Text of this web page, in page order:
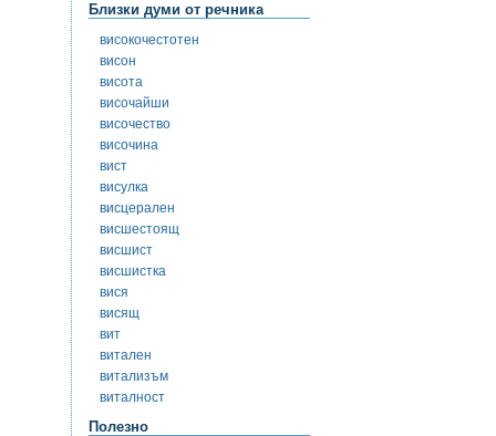
Близки думи от речника
високочестотен
висон
висота
височайши
височество
височина
вист
висулка
висцерален
висшестоящ
висшист
висшистка
вися
висящ
вит
витален
витализъм
виталност
Полезно